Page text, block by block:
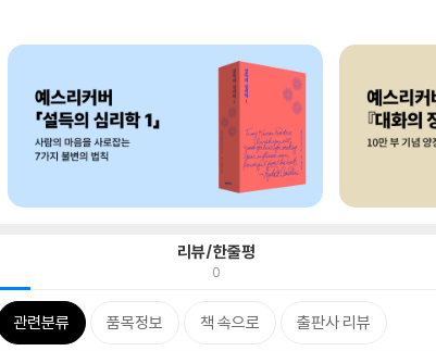
리뷰/한줄평
0
관련분류 품목정보 책 속으로 출판사 리뷰